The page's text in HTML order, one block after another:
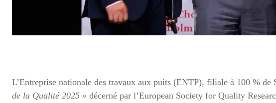
L’Entreprise nationale des travaux aux puits (ENTP), filiale à 100 % de
de la Qualité 2025 » décerné par l’European Society for Quality